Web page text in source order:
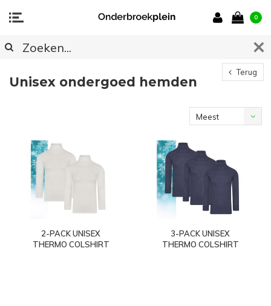
0
Terug
Unisex ondergoed hemden
Meest
2-PACK UNISEX
THERMO COLSHIRT
3-PACK UNISEX
THERMO COLSHIRT